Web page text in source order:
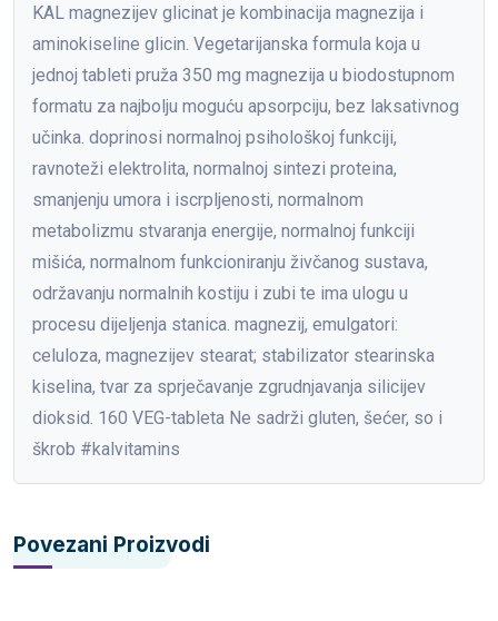
KAL magnezijev glicinat je kombinacija magnezija i
aminokiseline glicin. Vegetarijanska formula koja u
jednoj tableti pruža 350 mg magnezija u biodostupnom
formatu za najbolju moguću apsorpciju, bez laksativnog
učinka. doprinosi normalnoj psihološkoj funkciji,
ravnoteži elektrolita, normalnoj sintezi proteina,
smanjenju umora i iscrpljenosti, normalnom
metabolizmu stvaranja energije, normalnoj funkciji
mišića, normalnom funkcioniranju živčanog sustava,
održavanju normalnih kostiju i zubi te ima ulogu u
procesu dijeljenja stanica. magnezij, emulgatori:
celuloza, magnezijev stearat; stabilizator stearinska
kiselina, tvar za sprječavanje zgrudnjavanja silicijev
dioksid. 160 VEG-tableta Ne sadrži gluten, šećer, so i
škrob #kalvitamins
Povezani Proizvodi